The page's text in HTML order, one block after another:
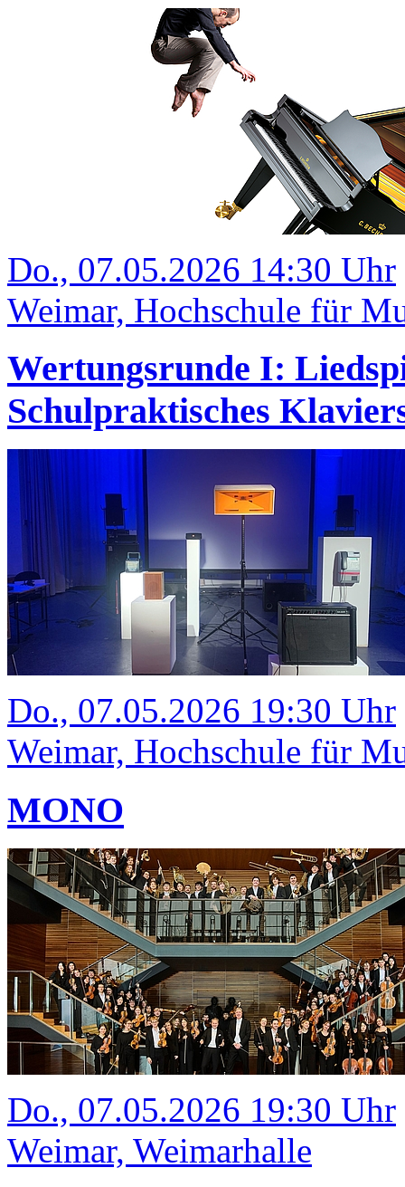
Do., 07.05.2026 14:30 Uhr
Weimar, Hochschule für
Wertungsrunde I:
Schulpraktisches
Do., 07.05.2026 19:30 Uhr
Weimar, Hochschule für
MONO
Do., 07.05.2026 19:30 Uhr
Weimar, Weimarhalle